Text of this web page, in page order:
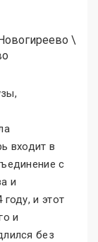
\
входит в
с
и
и этот
и
без